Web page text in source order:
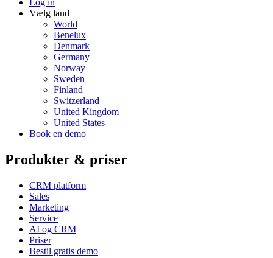
Vælg land
World
Benelux
Denmark
Germany
Norway
Sweden
Finland
Switzerland
United Kingdom
United States
Book en demo
Produkter & priser
CRM platform
Sales
Marketing
Service
AI og CRM
Priser
Bestil gratis demo